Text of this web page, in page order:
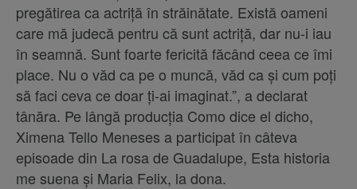
pregătirea ca actriță în străinătate. Există oameni
care mă judecă pentru că sunt actriță, dar nu-i iau
în seamnă. Sunt foarte fericită făcând ceea ce îmi
place. Nu o văd ca pe o muncă, văd ca și cum poți
să faci ceva ce doar ți-ai imaginat.”, a declarat
tânăra. Pe lângă producția Como dice el dicho,
Ximena Tello Meneses a participat în câteva
episoade din La rosa de Guadalupe, Esta historia
me suena și Maria Felix, la dona.